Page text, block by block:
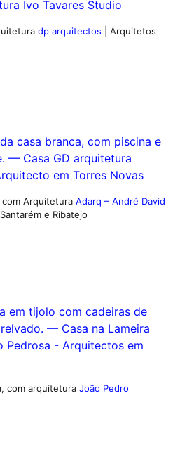
dp arquitectos | Arquitetos
Arquitetura Adarq – André David
e Ribatejo
com arquitetura João Pedro